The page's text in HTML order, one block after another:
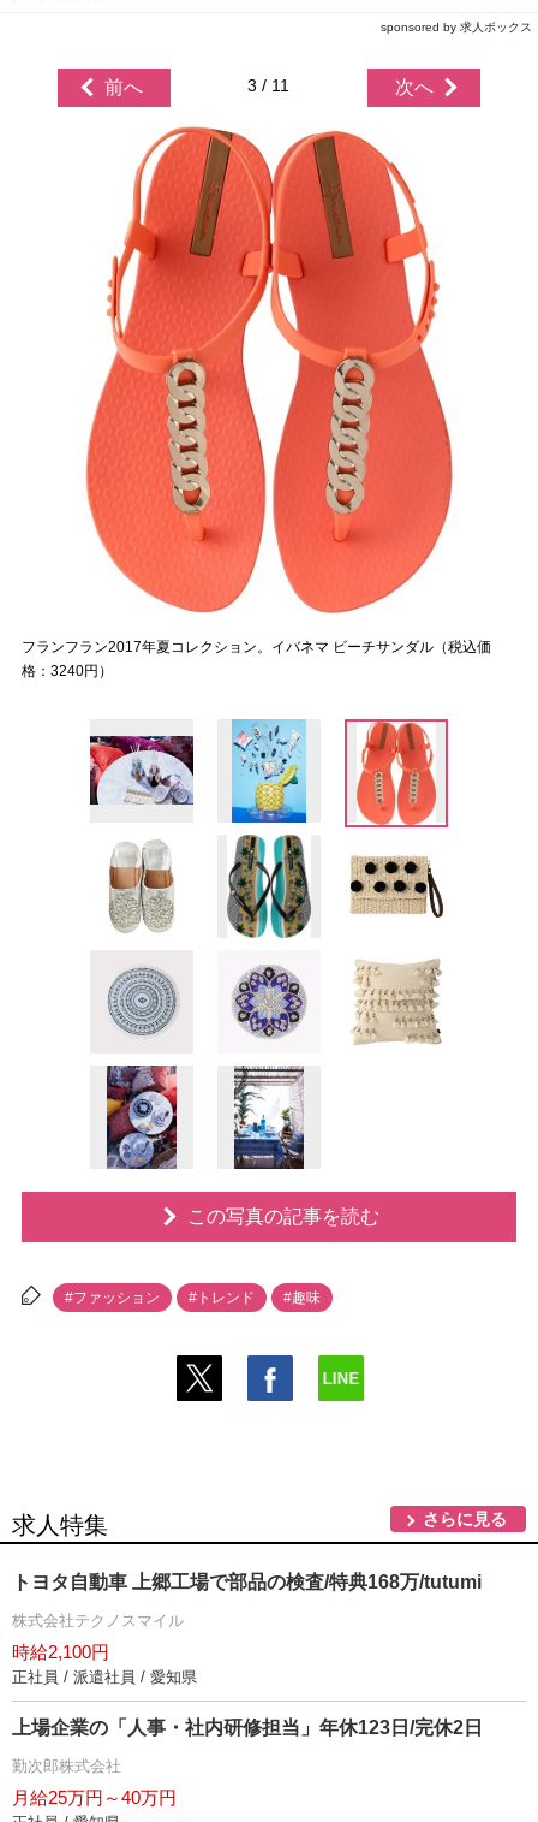
sponsored by 求人ボックス
前へ 3 / 11 次へ
フランフラン2017年夏コレクション。イバネマ ビーチサンダル（税込価
格：3240円）
この写真の記事を読む
#ファッション #トレンド #趣味
求人特集 さらに見る
トヨタ自動車 上郷工場で部品の検査/特典168万/tutumi
株式会社テクノスマイル
時給2,100円
正社員 / 派遣社員 / 愛知県
上場企業の「人事・社内研修担当」年休123日/完休2日
勤次郎株式会社
月給25万円～40万円